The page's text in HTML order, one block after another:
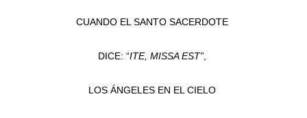
CUANDO EL SANTO SACERDOTE
DICE: “ITE, MISSA EST”,
LOS ÁNGELES EN EL CIELO